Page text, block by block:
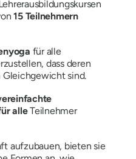
15 Teilnehmern
für alle
dass deren
Gleichgewicht sind.
alleTeilnehmer
aufzubauen, bieten sie